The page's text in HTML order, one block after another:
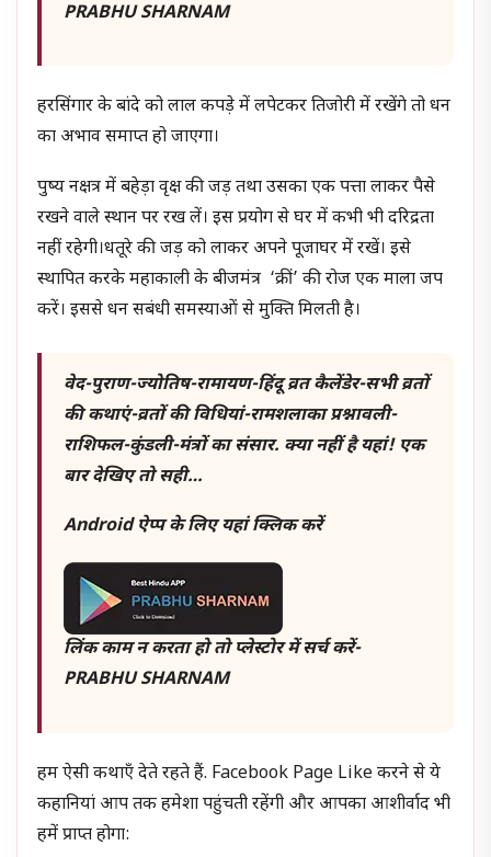
PRABHU SHARNAM
हरसिंगार के बांदे को लाल कपड़े में लपेटकर तिजोरी में रखेंगे तो धन
का अभाव समाप्त हो जाएगा।
पुष्य नक्षत्र में बहेड़ा वृक्ष की जड़ तथा उसका एक पत्ता लाकर पैसे
रखने वाले स्थान पर रख लें। इस प्रयोग से घर में कभी भी दरिद्रता
नहीं रहेगी।धतूरे की जड़ को लाकर अपने पूजाघर में रखें। इसे
स्थापित करके महाकाली के बीजमंत्र ‘क्रीं’ की रोज एक माला जप
करें। इससे धन सबंधी समस्याओं से मुक्ति मिलती है।
वेद-पुराण-ज्योतिष-रामायण-हिंदू व्रत कैलेंडेर-सभी व्रतों
की कथाएं-व्रतों की विधियां-रामशलाका प्रश्नावली-
राशिफल-कुंडली-मंत्रों का संसार. क्या नहीं है यहां! एक
बार देखिए तो सही…
Android ऐप्प के लिए यहां क्लिक करें
लिंक काम न करता हो तो प्लेस्टोर में सर्च करें-
PRABHU SHARNAM
हम ऐसी कथाएँ देते रहते हैं. Facebook Page Like करने से ये
कहानियां आप तक हमेशा पहुंचती रहेंगी और आपका आशीर्वाद भी
हमें प्राप्त होगा: